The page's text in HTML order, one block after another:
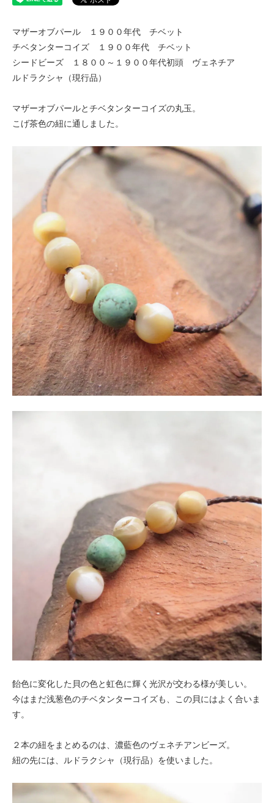
マザーオブパール １９００年代 チベット
チベタンターコイズ １９００年代 チベット
シードビーズ １８００～１９００年代初頭 ヴェネチア
ルドラクシャ（現行品）
マザーオブパールとチベタンターコイズの丸玉。
こげ茶色の紐に通しました。
飴色に変化した貝の色と虹色に輝く光沢が交わる様が美しい。
今はまだ浅葱色のチベタンターコイズも、この貝にはよく合いま
す。
２本の紐をまとめるのは、濃藍色のヴェネチアンビーズ。
紐の先には、ルドラクシャ（現行品）を使いました。